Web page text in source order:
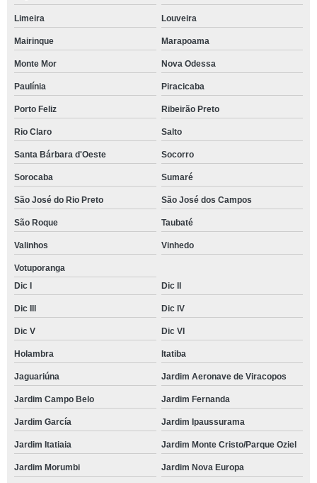
Limeira Louveira
Mairinque Marapoama
Monte Mor Nova Odessa
Paulínia Piracicaba
Porto Feliz Ribeirão Preto
Rio Claro Salto
Santa Bárbara d'Oeste Socorro
Sorocaba Sumaré
São José do Rio Preto São José dos Campos
São Roque Taubaté
Valinhos Vinhedo
Votuporanga
Dic I
Dic II
Dic III Dic IV
Dic V Dic VI
Holambra Itatiba
Jaguariúna Jardim Aeronave de Viracopos
Jardim Campo Belo Jardim Fernanda
Jardim García Jardim Ipaussurama
Jardim Itatiaia Jardim Monte Cristo/Parque Oziel
Jardim Morumbi Jardim Nova Europa